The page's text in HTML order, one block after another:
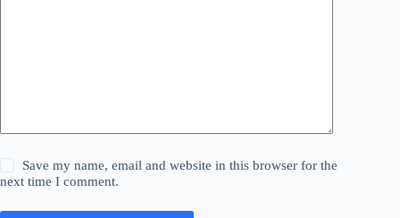
Save my name, email and website in this browser for the
next time I comment.